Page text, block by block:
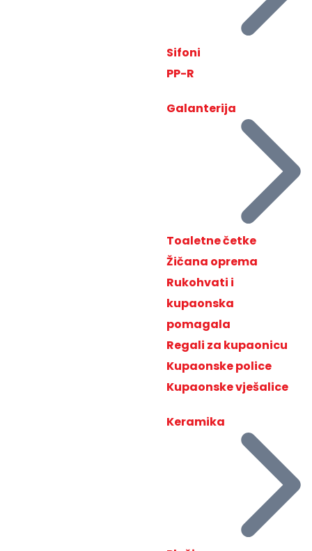
Sifoni
PP-R
Galanterija
Toaletne četke
Žičana oprema
Rukohvati i
kupaonska
pomagala
Regali za kupaonicu
Kupaonske police
Kupaonske vješalice
Keramika